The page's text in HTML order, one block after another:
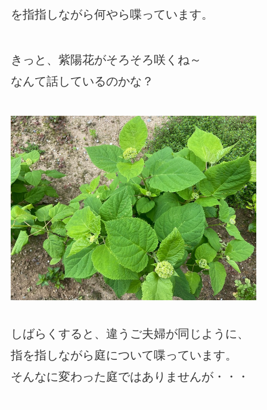
を指指しながら何やら喋っています。
きっと、紫陽花がそろそろ咲くね～
なんて話しているのかな？
しばらくすると、違うご夫婦が同じように、
指を指しながら庭について喋っています。
そんなに変わった庭ではありませんが・・・